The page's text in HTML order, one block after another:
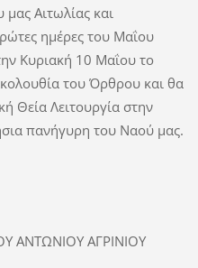
Αιτωλίας και
ημέρες του Μαΐου
Κυριακή 10 Μαΐου το
του Όρθρου και θα
Θεία Λειτουργία στην
πανήγυρη του Ναού μας.
ΑΝΤΩΝΙΟΥ ΑΓΡΙΝΙΟΥ